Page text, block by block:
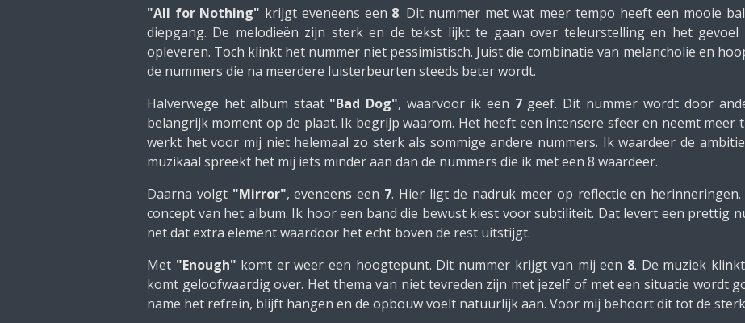
"All for Nothing" krijgt eveneens een 8. Dit nummer met wat meer tempo heeft een mooie
diepgang. De melodieën zijn sterk en de tekst lijkt te gaan over teleurstelling en het gevoel
opleveren. Toch klinkt het nummer niet pessimistisch. Juist die combinatie van melancholie en
de nummers die na meerdere luisterbeurten steeds beter wordt.
Halverwege het album staat "Bad Dog", waarvoor ik een 7geef. Dit nummer wordt door
belangrijk moment op de plaat. Ik begrijp waarom. Het heeft een intensere sfeer en neemt meer
werkt het voor mij niet helemaal zo sterk als sommige andere nummers. Ik waardeer de
muzikaal spreekt het mij iets minder aan dan de nummers die ik met een 8 waardeer.
Daarna volgt "Mirror", eveneens een 7. Hier ligt de nadruk meer op reflectie en
concept van het album. Ik hoor een band die bewust kiest voor subtiliteit. Dat levert een prettig
net dat extra element waardoor het echt boven de rest uitstijgt.
Met "Enough" komt er weer een hoogtepunt. Dit nummer krijgt van mij een 8. De muziek
komt geloofwaardig over. Het thema van niet tevreden zijn met jezelf of met een situatie wordt
name het refrein, blijft hangen en de opbouw voelt natuurlijk aan. Voor mij behoort dit tot de